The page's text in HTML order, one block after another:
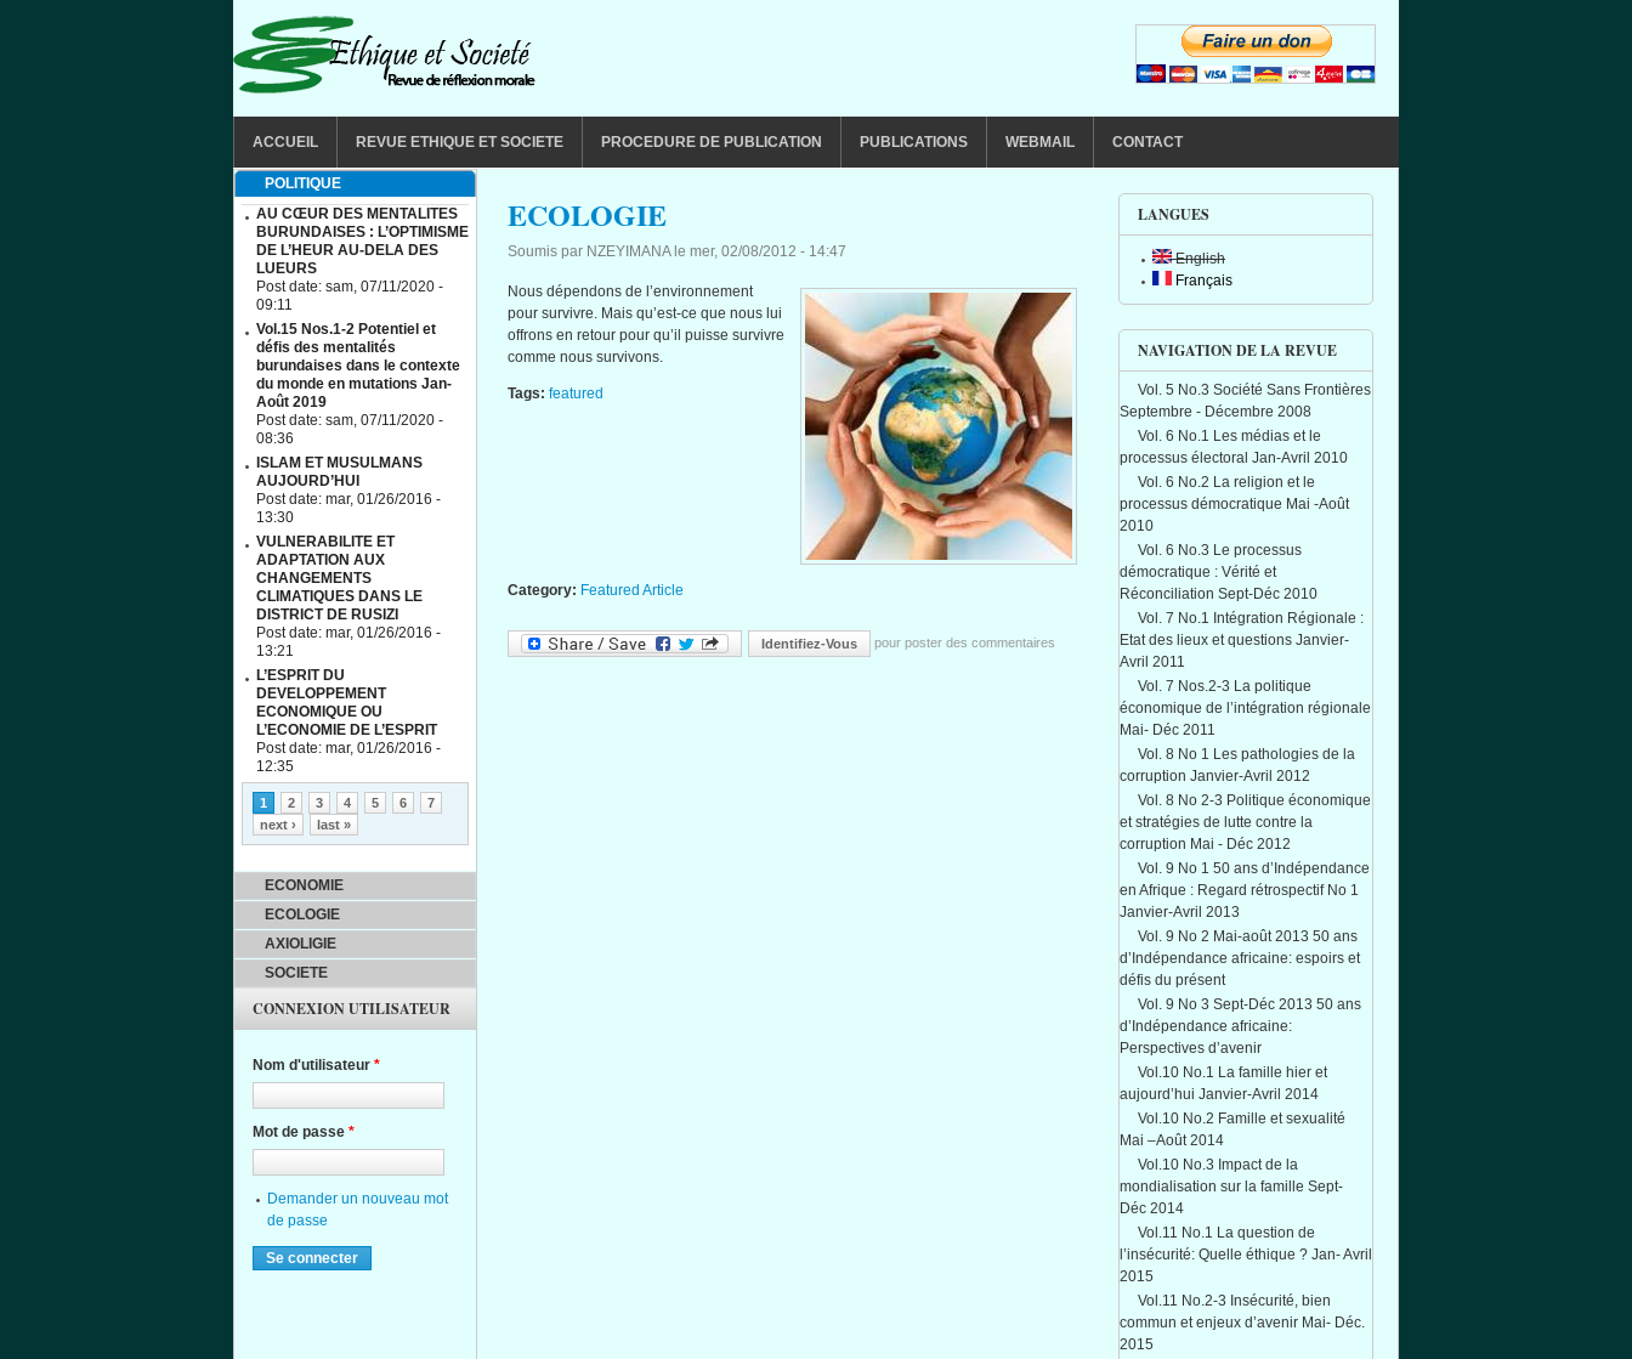
ACCUEIL REVUE ETHIQUE ET SOCIETE PROCEDURE DE PUBLICATION PUBLICATIONS WEBMAIL CONTACT
ECOLOGIE
Soumis par NZEYIMANAle mer, 02/08/2012 - 14:47
Nous dépendons de l’environnement
pour survivre. Mais qu’est-ce que nous lui
offrons en retour pour qu’il puisse survivre
comme nous survivons.
Tags: featured
Category: Featured Article
Identifiez-Vous pour poster des commentaires
LANGUES
English
Français
NAVIGATION DE LA REVUE
Vol. 5 No.3 Société Sans Frontières
Septembre - Décembre 2008
Vol. 6 No.1 Les médias et le
processus électoral Jan-Avril 2010
Vol. 6 No.2 La religion et le
processus démocratique Mai -Août
2010
Vol. 6 No.3 Le processus
démocratique : Vérité et
Réconciliation Sept-Déc 2010
Vol. 7 No.1 Intégration Régionale :
Etat des lieux et questions Janvier-
Avril 2011
Vol. 7 Nos.2-3 La politique
économique de l’intégration régionale
Mai- Déc 2011
Vol. 8 No 1 Les pathologies de la
corruption Janvier-Avril 2012
Vol. 8 No 2-3 Politique économique
et stratégies de lutte contre la
corruption Mai - Déc 2012
Vol. 9 No 1 50 ans d’Indépendance
en Afrique : Regard rétrospectif No 1
Janvier-Avril 2013
Vol. 9 No 2 Mai-août 2013 50 ans
d’Indépendance africaine: espoirs et
défis du présent
Vol. 9 No 3 Sept-Déc 2013 50 ans
d’Indépendance africaine:
Perspectives d’avenir
Vol.10 No.1 La famille hier et
aujourd’hui Janvier-Avril 2014
Vol.10 No.2 Famille et sexualité
Mai –Août 2014
Vol.10 No.3 Impact de la
mondialisation sur la famille Sept-
Déc 2014
Vol.11 No.1 La question de
l’insécurité: Quelle éthique ? Jan- Avril
2015
Vol.11 No.2-3 Insécurité, bien
commun et enjeux d’avenir Mai- Déc.
2015
POLITIQUE
AU CŒUR DES MENTALITES
BURUNDAISES : L’OPTIMISME
DE L’HEUR AU-DELA DES
LUEURS
Post date: sam, 07/11/2020 -
09:11
Vol.15 Nos.1-2 Potentiel et
défis des mentalités
burundaises dans le contexte
du monde en mutations Jan-
Août 2019
Post date: sam, 07/11/2020 -
08:36
ISLAM ET MUSULMANS
AUJOURD’HUI
Post date: mar, 01/26/2016 -
13:30
VULNERABILITE ET
ADAPTATION AUX
CHANGEMENTS
CLIMATIQUES DANS LE
DISTRICT DE RUSIZI
Post date: mar, 01/26/2016 -
13:21
L’ESPRIT DU
DEVELOPPEMENT
ECONOMIQUE OU
L’ECONOMIE DE L’ESPRIT
Post date: mar, 01/26/2016 -
12:35
Pages
1 2 3 4 5 6
7
next ›
last »
ECONOMIE
ECOLOGIE
AXIOLIGIE
SOCIETE
CONNEXION UTILISATEUR
Nom d'utilisateur *
Mot de passe *
Demander un nouveau mot
de passe